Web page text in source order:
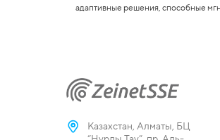
адаптивные решения, способные
Казахстан, Алматы, БЦ